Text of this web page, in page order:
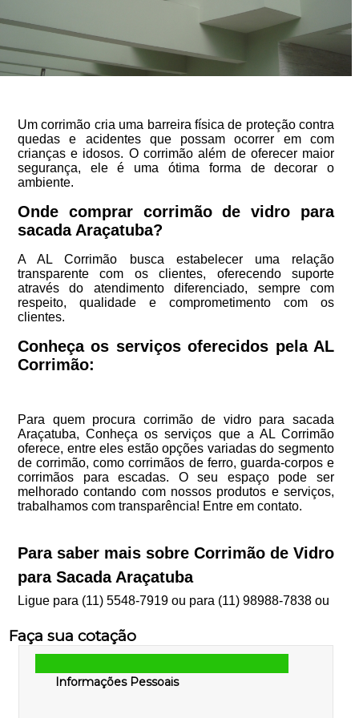
Um corrimão cria uma barreira física de proteção contra
quedas e acidentes que possam ocorrer em com
crianças e idosos. O corrimão além de oferecer maior
segurança, ele é uma ótima forma de decorar o
ambiente.
Onde comprar corrimão de vidro para
sacada Araçatuba?
A AL Corrimão busca estabelecer uma relação
transparente com os clientes, oferecendo suporte
através do atendimento diferenciado, sempre com
respeito, qualidade e comprometimento com os
clientes.
Conheça os serviços oferecidos pela AL
Corrimão:
Para quem procura corrimão de vidro para sacada
Araçatuba, Conheça os serviços que a AL Corrimão
oferece, entre eles estão opções variadas do segmento
de corrimão, como corrimãos de ferro, guarda-corpos e
corrimãos para escadas. O seu espaço pode ser
melhorado contando com nossos produtos e serviços,
trabalhamos com transparência! Entre em contato.
Para saber mais sobre Corrimão de Vidro
para Sacada Araçatuba
Ligue para (11) 5548-7919ou para (11) 98988-7838ou
Faça sua cotação
Informações Pessoais